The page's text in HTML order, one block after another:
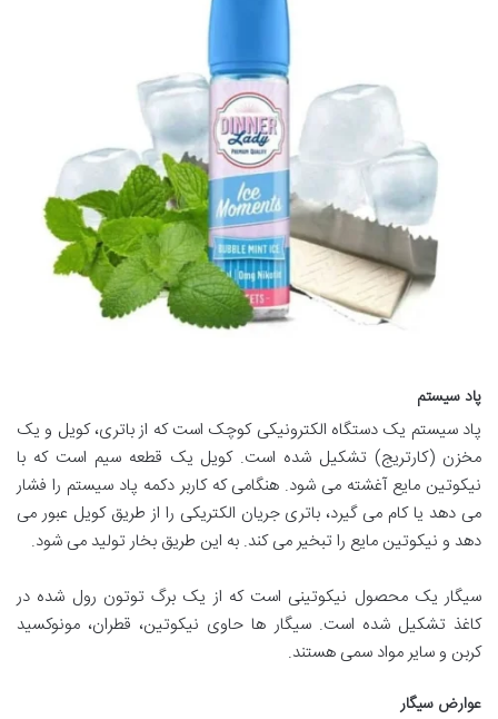
پاد سیستم
پاد سیستم یک دستگاه الکترونیکی کوچک است که از باتری، کویل و یک
مخزن (کارتریج) تشکیل شده است. کویل یک قطعه سیم است که با
نیکوتین مایع آغشته می شود. هنگامی که کاربر دکمه پاد سیستم را فشار
می دهد یا کام می گیرد، باتری جریان الکتریکی را از طریق کویل عبور می
دهد و نیکوتین مایع را تبخیر می کند. به این طریق بخار تولید می شود.
سیگار یک محصول نیکوتینی است که از یک برگ توتون رول شده در
کاغذ تشکیل شده است. سیگار ها حاوی نیکوتین، قطران، مونوکسید
کربن و سایر مواد سمی هستند.
عوارض سیگار